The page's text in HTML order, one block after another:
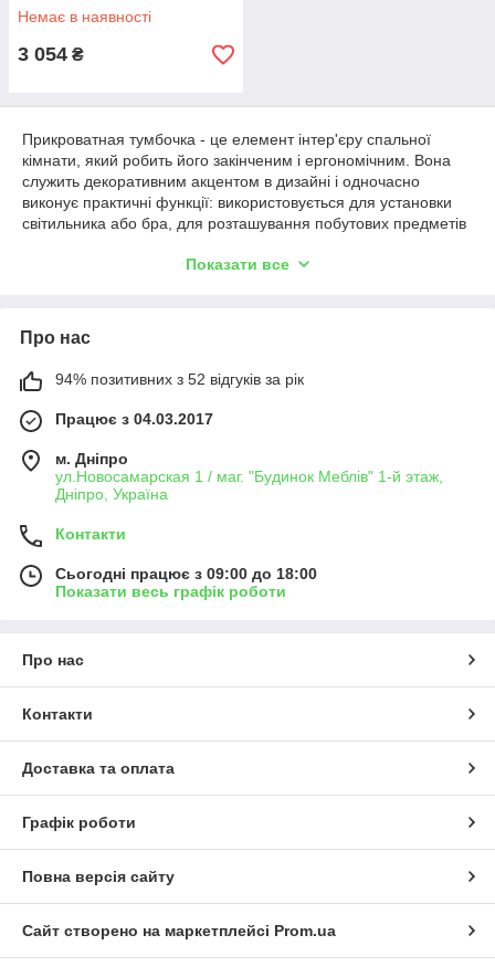
Немає в наявності
3 054 ₴
Прикроватная тумбочка - це елемент інтер'єру спальної
кімнати, який робить його закінченим і ергономічним. Вона
служить декоративним акцентом в дизайні і одночасно
виконує практичні функції: використовується для установки
світильника або бра, для розташування побутових предметів
безпосередній доступності від спального місця. Якщо ви
твердженні немає перебільшення.
функціональні моделі тумбочок для спальні, які ми
інтернет магазині . Приємних покупок, Шанований Покупець.
Показати все
Про нас
94% позитивних з 52 відгуків за рік
Працює з 04.03.2017
м. Дніпро
ул.Новосамарская 1 / маг. "Будинок Меблiв" 1-й этаж,
Дніпро, Україна
Контакти
Сьогодні працює з 09:00 до 18:00
Показати весь графік роботи
Про нас
Контакти
Доставка та оплата
Графік роботи
Повна версія сайту
Сайт створено на маркетплейсі Prom.ua